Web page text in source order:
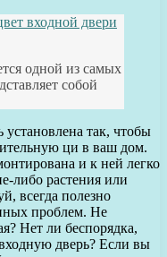
входной двери
одной из самых
собой
так, чтобы
ци в ваш дом.
и к ней легко
либо растения или
всегда полезно
проблем. Не
Нет ли беспорядка,
дверь? Если вы